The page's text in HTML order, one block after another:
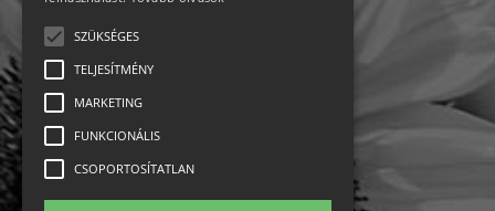
Impresszum-kapcsolat
SZÜKSÉGES
TELJESÍTMÉNY
MARKETING
FUNKCIONÁLIS
CSOPORTOSÍTATLAN